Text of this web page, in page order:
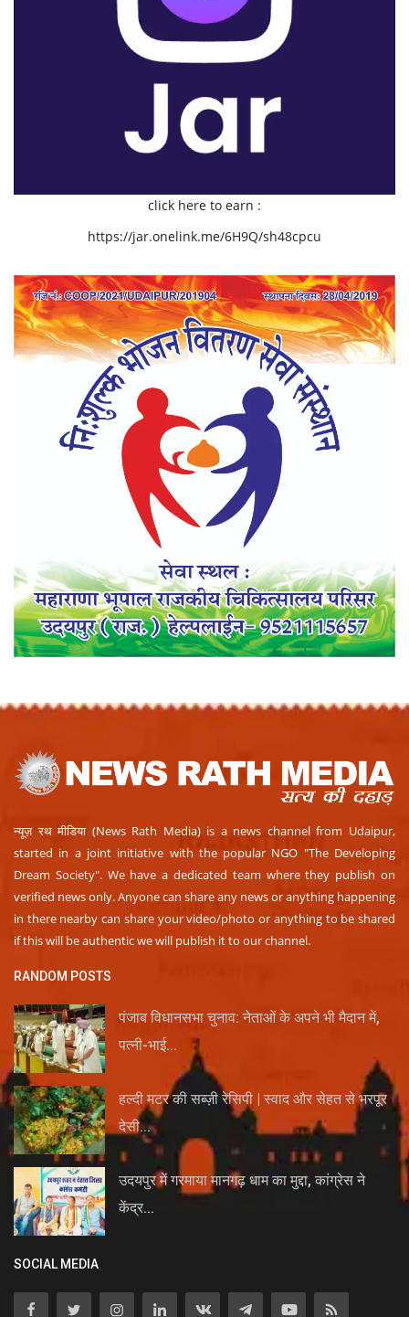
click here to earn :
https://jar.onelink.me/6H9Q/sh48cpcu
न्यूज़ रथ मीडिया (News Rath Media) is a news channel from Udaipur,
started in a joint initiative with the popular NGO "The Developing
Dream Society". We have a dedicated team where they publish on
verified news only. Anyone can share any news or anything happening
in there nearby can share your video/photo or anything to be shared
if this will be authentic we will publish it to our channel.
RANDOM POSTS
पंजाब विधानसभा चुनाव: नेताओं के अपने भी मैदान में,
पत्नी-भाई...
हल्दी मटर की सब्ज़ी रेसिपी | स्वाद और सेहत से भरपूर
देसी...
उदयपुर में गरमाया मानगढ़ धाम का मुद्दा, कांग्रेस ने
केंद्र...
SOCIAL MEDIA